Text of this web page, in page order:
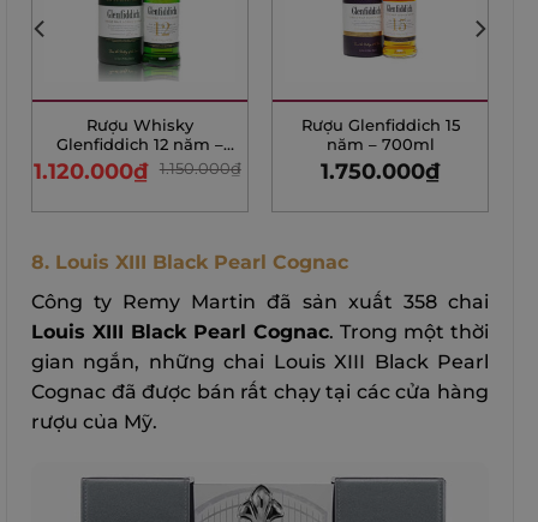
Rượu Whisky
Glenfiddich 12 năm –
700ml1.150.000₫
1.120.000₫
Rượu Glenfiddich 15
năm – 700ml
1.750.000₫
8. Louis XIII Black Pearl Cognac
Công ty Remy Martin đã sản xuất 358 chai
Louis XIII Black Pearl Cognac. Trong một thời
gian ngắn, những chai Louis XIII Black Pearl
Cognac đã được bán rất chạy tại các cửa hàng
rượu của Mỹ.